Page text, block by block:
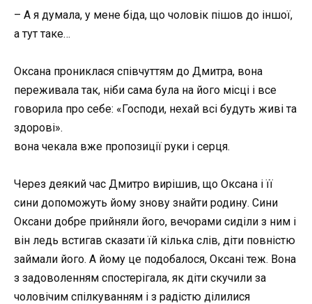
– А я думала, у мене біда, що чоловік пішов до іншої,
а тут таке…
Оксана прониклася співчуттям до Дмитра, вона
переживала так, ніби сама була на його місці і все
говорила про себе: «Господи, нехай всі будуть живі та
здорові».
вона чекала вже пропозиції руки і серця.
Через деякий час Дмитро вирішив, що Оксана і її
сини допоможуть йому знову знайти родину. Сини
Оксани добре прийняли його, вечорами сиділи з ним і
він ледь встигав сказати їй кілька слів, діти повністю
займали його. А йому це подобалося, Оксані теж. Вона
з задоволенням спостерігала, як діти скучили за
чоловічим спілкуванням і з радістю ділилися